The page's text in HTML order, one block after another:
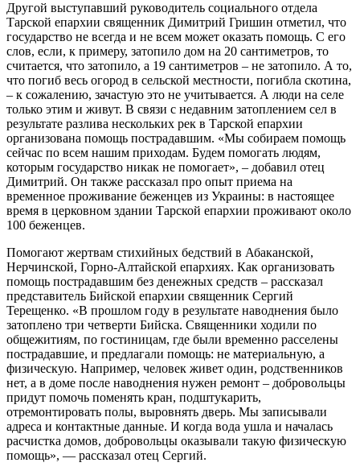
Другой выступавший руководитель социального отдела
Тарской епархии священник Димитрий Гришин отметил, что
государство не всегда и не всем может оказать помощь. С его
слов, если, к примеру, затопило дом на 20 сантиметров, то
считается, что затопило, а 19 сантиметров – не затопило. А то,
что погиб весь огород в сельской местности, погибла скотина,
– к сожалению, зачастую это не учитывается. А люди на селе
только этим и живут. В связи с недавним затоплением сел в
результате разлива нескольких рек в Тарской епархии
организована помощь пострадавшим. «Мы собираем помощь
сейчас по всем нашим приходам. Будем помогать людям,
которым государство никак не помогает», – добавил отец
Димитрий. Он также рассказал про опыт приема на
временное проживание беженцев из Украины: в настоящее
время в церковном здании Тарской епархии проживают около
100 беженцев.
Помогают жертвам стихийных бедствий в Абаканской,
Нерчинской, Горно-Алтайской епархиях. Как организовать
помощь пострадавшим без денежных средств – рассказал
представитель Бийской епархии священник Сергий
Терещенко. «В прошлом году в результате наводнения было
затоплено три четверти Бийска. Священники ходили по
общежитиям, по гостиницам, где были временно расселены
пострадавшие, и предлагали помощь: не материальную, а
физическую. Например, человек живет один, родственников
нет, а в доме после наводнения нужен ремонт – добровольцы
придут помочь поменять кран, подштукарить,
отремонтировать полы, выровнять дверь. Мы записывали
адреса и контактные данные. И когда вода ушла и началась
расчистка домов, добровольцы оказывали такую физическую
помощь», — рассказал отец Сергий.